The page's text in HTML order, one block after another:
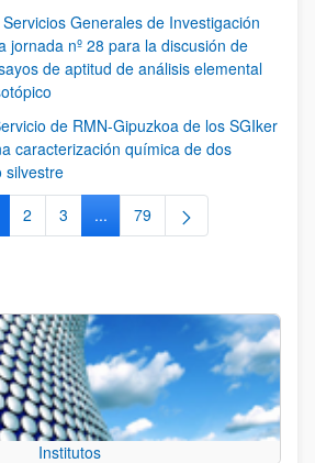
Generales de Investigación
jornada nº 28 para la discusión de
de aptitud de análisis elemental
de RMN-Gipuzkoa de los SGIker
caracterización química de dos
silvestre
Página
2 Página
3 ...Páginas intermedias Use TAB
Página
79
Institutos